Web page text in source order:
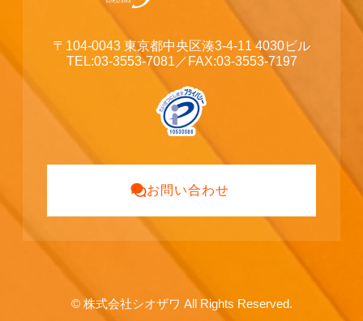
〒104-0043 東京都中央区湊3-4-11 4030ビル
TEL:03-3553-7081 ／FAX:03-3553-7197
お問い合わせ
©株式会社シオザワ All Rights Reserved.